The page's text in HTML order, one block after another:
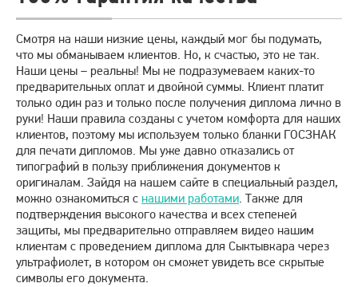
Смотря на наши низкие цены, каждый мог бы подумать,
что мы обманываем клиентов. Но, к счастью, это не так.
Наши цены – реальны! Мы не подразумеваем каких-то
предварительных оплат и двойной суммы. Клиент платит
только один раз и только после получения диплома лично в
руки! Наши правила созданы с учетом комфорта для наших
клиентов, поэтому мы используем только бланки ГОСЗНАК
для печати дипломов. Мы уже давно отказались от
типографий в пользу приближения документов к
оригиналам. Зайдя на нашем сайте в специальный раздел,
можно ознакомиться с нашими работами. Также для
подтверждения высокого качества и всех степеней
защиты, мы предварительно отправляем видео нашим
клиентам с проведением диплома для Сыктывкара через
ультрафиолет, в котором он сможет увидеть все скрытые
символы его документа.